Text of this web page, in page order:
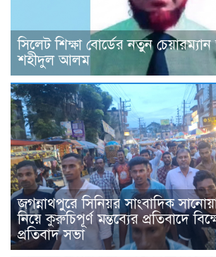
সিলেট শিক্ষা বোর্ডের নতুন
শহীদুল আলম
জগন্নাথপুরে সিনিয়র সাংবাদিক
নিয়ে কুরুচিপূর্ণ মন্তব্যের প্রতিবাদে
প্রতিবাদ সভা